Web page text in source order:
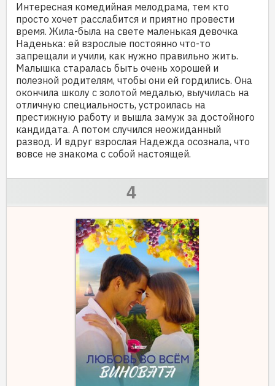
Интересная комедийная мелодрама, тем кто
просто хочет расслабится и приятно провести
время. Жила-была на свете маленькая девочка
Наденька: ей взрослые постоянно что-то
запрещали и учили, как нужно правильно жить.
Малышка старалась быть очень хорошей и
полезной родителям, чтобы они ей гордились. Она
окончила школу с золотой медалью, выучилась на
отличную специальность, устроилась на
престижную работу и вышла замуж за достойного
кандидата. А потом случился неожиданный
развод. И вдруг взрослая Надежда осознала, что
вовсе не знакома с собой настоящей.